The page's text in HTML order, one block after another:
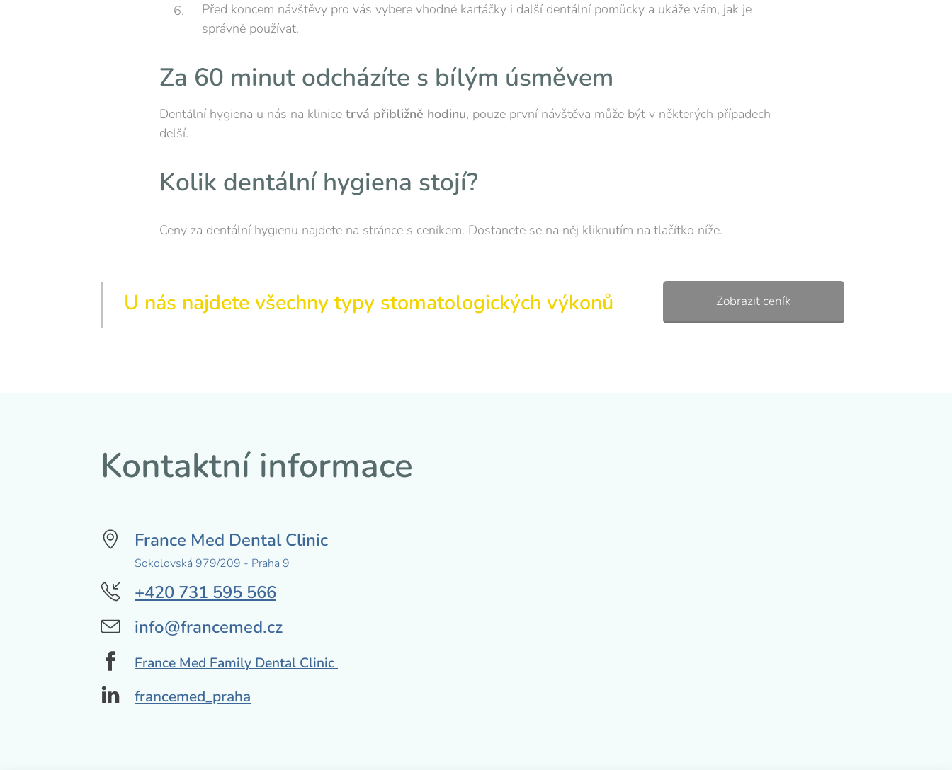
Před koncem návštěvy pro vás vybere vhodné kartáčky i další dentální pomůcky a ukáže vám, jak je
správně používat.
Za 60 minut odcházíte s bílým úsměvem
Dentální hygiena u nás na klinice trvá přibližně hodinu, pouze první návštěva může být v některých případech
delší.
Kolik dentální hygiena stojí?
Ceny za dentální hygienu najdete na stránce s ceníkem. Dostanete se na něj kliknutím na tlačítko níže.
U nás najdete všechny typy stomatologických výkonů Zobrazit ceník
Kontaktní informace
France Med Dental Clinic
Sokolovská 979/209 - Praha 9
+420 731 595 566
info@francemed.cz
France Med Family Dental Clinic
francemed_praha